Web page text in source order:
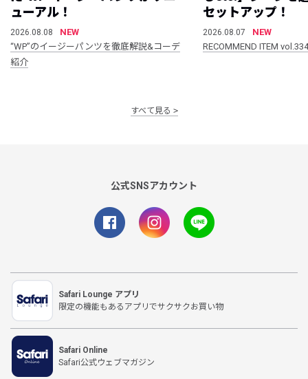
ューアル！
2026.08.08
NEW
“WP”のイージーパンツを徹底解説&コーデ
紹介
セットアップ！
2026.08.07
NEW
RECOMMEND ITEM vol.334
すべて見る
公式SNSアカウント
Safari Lounge アプリ
限定の機能もあるアプリでサクサクお買い物
Safari Online
Safari公式ウェブマガジン